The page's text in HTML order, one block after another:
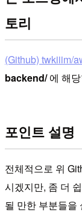
토리
(Github) twkiiim/
backend/에 해
포인트 설명
전체적으로 위
시겠지만, 좀 더
될 만한 부분들을